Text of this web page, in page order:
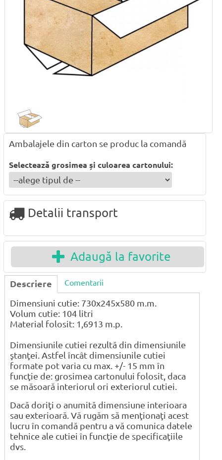
Ambalajele din carton se produc la comandă
Selectează grosimea și culoarea cartonului:
Detalii transport
Adaugă la favorite
Descriere Comentarii
Dimensiuni cutie: 730x245x580 m.m.
Volum cutie: 104 litri
Material folosit: 1,6913 m.p.
Dimensiunile cutiei rezultă din dimensiunile
ştanţei. Astfel încât dimensiunile cutiei
formate pot varia cu max. +/- 15 mm în
funcţie de: grosimea cartonului folosit, daca
se măsoară interiorul ori exteriorul cutiei.
Dacă doriţi o anumită dimensiune interioara
sau exterioară. Vă rugăm să menţionaţi acest
lucru în comandă pentru a vă comunica datele
tehnice ale cutiei în funcţie de specificaţiile
dvs.